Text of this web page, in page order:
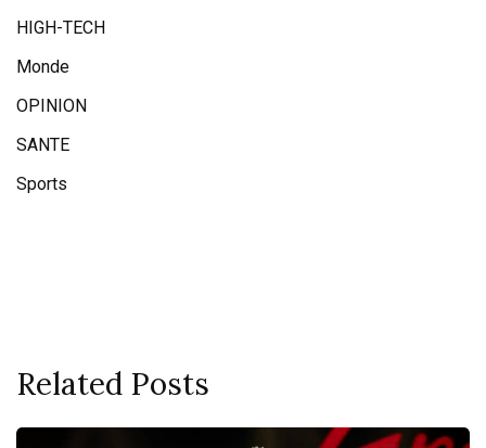
HIGH-TECH
Monde
OPINION
SANTE
Sports
Related Posts